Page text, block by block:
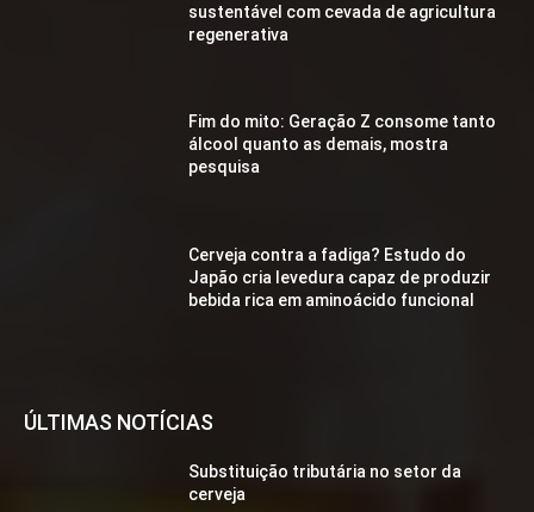
sustentável com cevada de agricultura
regenerativa
Fim do mito: Geração Z consome tanto
álcool quanto as demais, mostra
pesquisa
Cerveja contra a fadiga? Estudo do
Japão cria levedura capaz de produzir
bebida rica em aminoácido funcional
ÚLTIMAS NOTÍCIAS
Substituição tributária no setor da
cerveja